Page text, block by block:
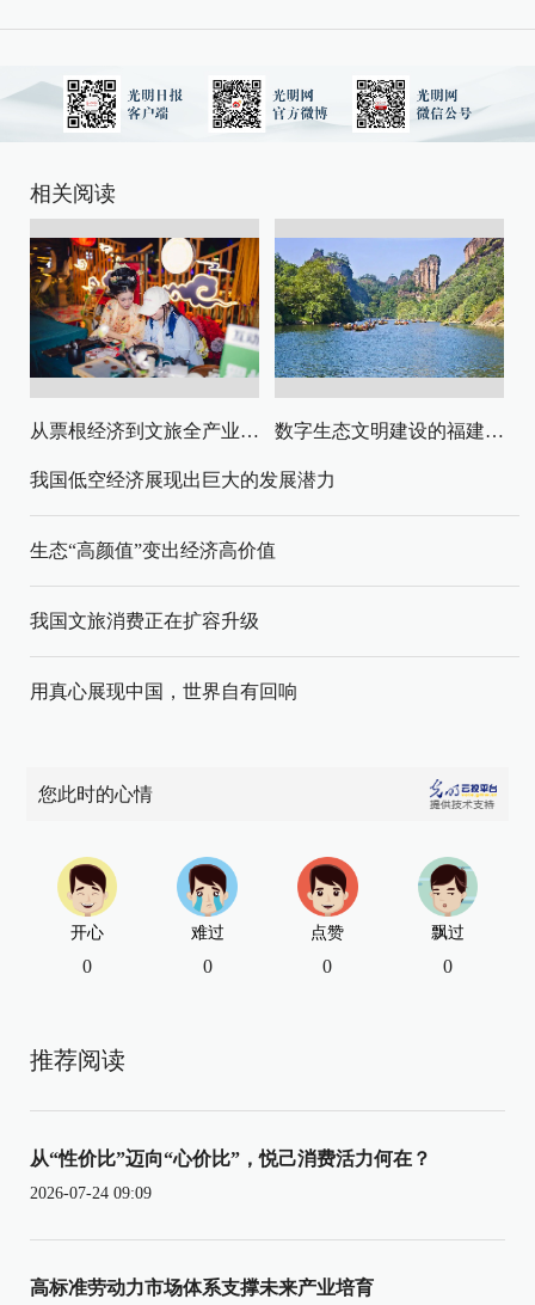
相关阅读
从票根经济到文旅全产业链升级 数字生态文明建设的福建路径与启示
我国低空经济展现出巨大的发展潜力
生态“高颜值”变出经济高价值
我国文旅消费正在扩容升级
用真心展现中国，世界自有回响
您此时的心情
开心
0
难过
0
点赞
0
飘过
0
推荐阅读
从“性价比”迈向“心价比”，悦己消费活力何在？
2026-07-24 09:09
高标准劳动力市场体系支撑未来产业培育